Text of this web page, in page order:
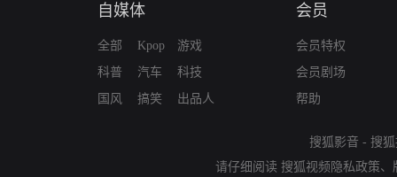
自媒体
全部
科普
国风
Kpop
汽车
搞笑
游戏
科技
出品人
会员
会员特权
会员剧场
帮助
搜狐影音 - 搜
请仔细阅读 搜狐视频隐私政策、